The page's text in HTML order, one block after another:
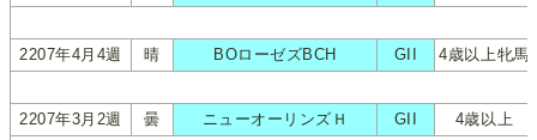
2207年4月4週 晴 BOローゼズBCH GII 4歳以上牝馬
2207年3月2週 曇 ニューオーリンズＨ GII 4歳以上